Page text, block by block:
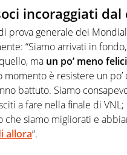
incoraggiati dal
prova generale dei
“Siamo arrivati in
ma un po’ meno
momento è resistere un
battuto. Siamo
a fare nella finale di
che siamo migliorati e
allora“.